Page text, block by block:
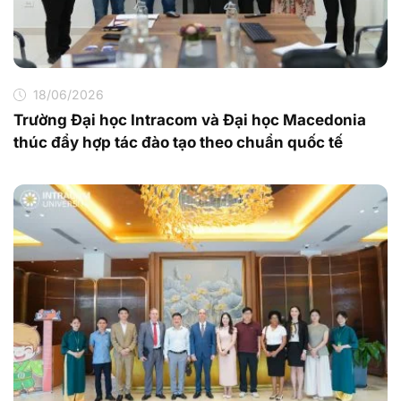
18/06/2026
Trường Đại học Intracom và Đại học Macedonia
thúc đẩy hợp tác đào tạo theo chuẩn quốc tế